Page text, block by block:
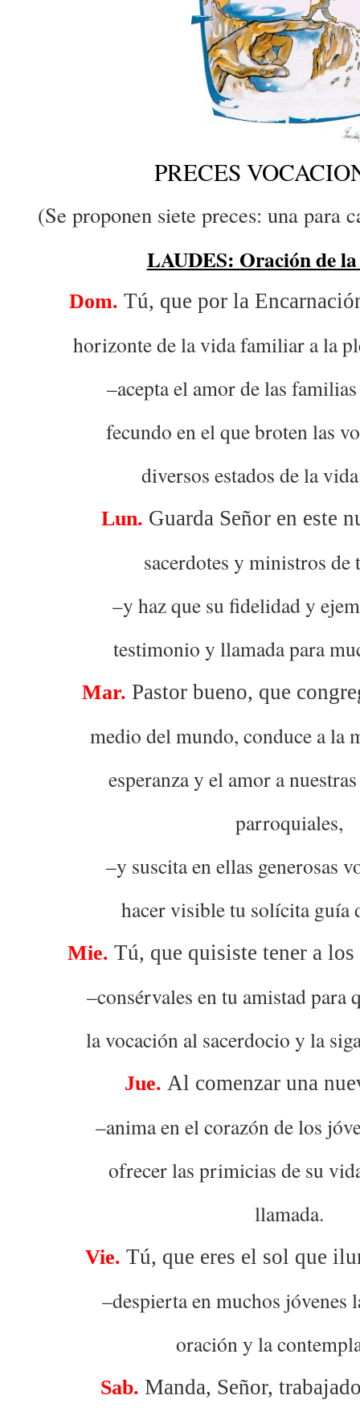
PRECES
(Se proponen siete preces: una para
LAUDES: Oración de
Dom. Tú, que por la
horizonte de la vida familiar a la
–acepta el amor de las
fecundo en el que broten las
diversos estados de la
Lun. Guarda Señor en este
sacerdotes y ministros de
–y haz que su fidelidad y
testimonio y llamada para
Mar. Pastor bueno, que
medio del mundo, conduce a la
esperanza y el amor a
parroquiales,
–y suscita en ellas generosas
hacer visible tu solícita guía
Mie. Tú, que quisiste tener a
–consérvales en tu amistad para
la vocación al sacerdocio y la
Jue. Al comenzar una
–anima en el corazón de los
ofrecer las primicias de su
llamada.
Vie. Tú, que eres el sol que
–despierta en muchos jóvenes
oración y la
Sab. Manda, Señor,